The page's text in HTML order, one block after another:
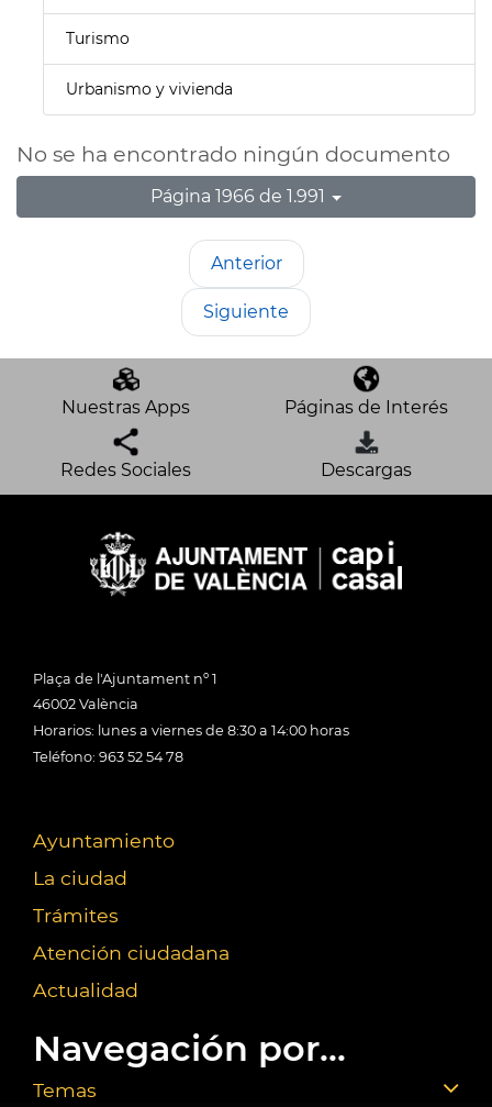
Turismo
Urbanismo y vivienda
No se ha encontrado ningún documento
Página 1966 de 1.991
Anterior
Siguiente
Nuestras Apps Páginas de Interés
Redes Sociales Descargas
Plaça de l'Ajuntament nº 1
46002 València
Horarios: lunes a viernes de 8:30 a 14:00 horas
Teléfono: 963 52 54 78
Ayuntamiento
La ciudad
Trámites
Atención ciudadana
Actualidad
Navegación por...
Temas